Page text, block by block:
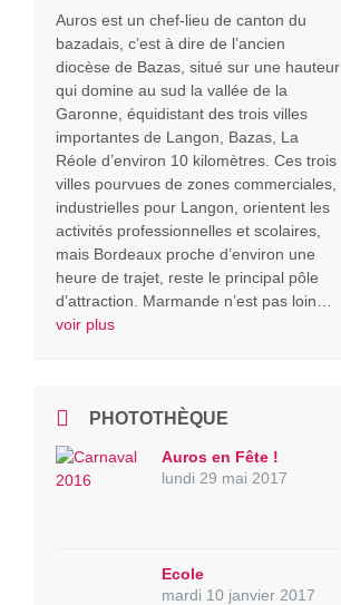
Auros est un chef-lieu de canton du
bazadais, c’est à dire de l’ancien
diocèse de Bazas, situé sur une hauteur
qui domine au sud la vallée de la
Garonne, équidistant des trois villes
importantes de Langon, Bazas, La
Réole d’environ 10 kilomètres. Ces trois
villes pourvues de zones commerciales,
industrielles pour Langon, orientent les
activités professionnelles et scolaires,
mais Bordeaux proche d’environ une
heure de trajet, reste le principal pôle
d’attraction. Marmande n’est pas loin…
voir plus
PHOTOTHÈQUE
Auros en Fête !
lundi 29 mai 2017
Ecole
mardi 10 janvier 2017